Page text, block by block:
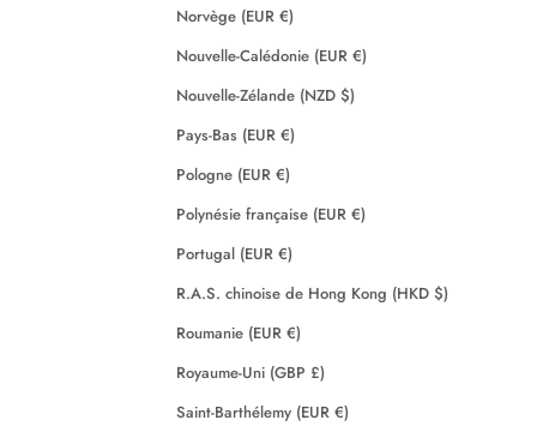
Norvège (EUR €)
Nouvelle-Calédonie (EUR €)
Nouvelle-Zélande (NZD $)
Pays-Bas (EUR €)
Pologne (EUR €)
Polynésie française (EUR €)
Portugal (EUR €)
R.A.S. chinoise de Hong Kong (HKD $)
Roumanie (EUR €)
Royaume-Uni (GBP £)
Saint-Barthélemy (EUR €)